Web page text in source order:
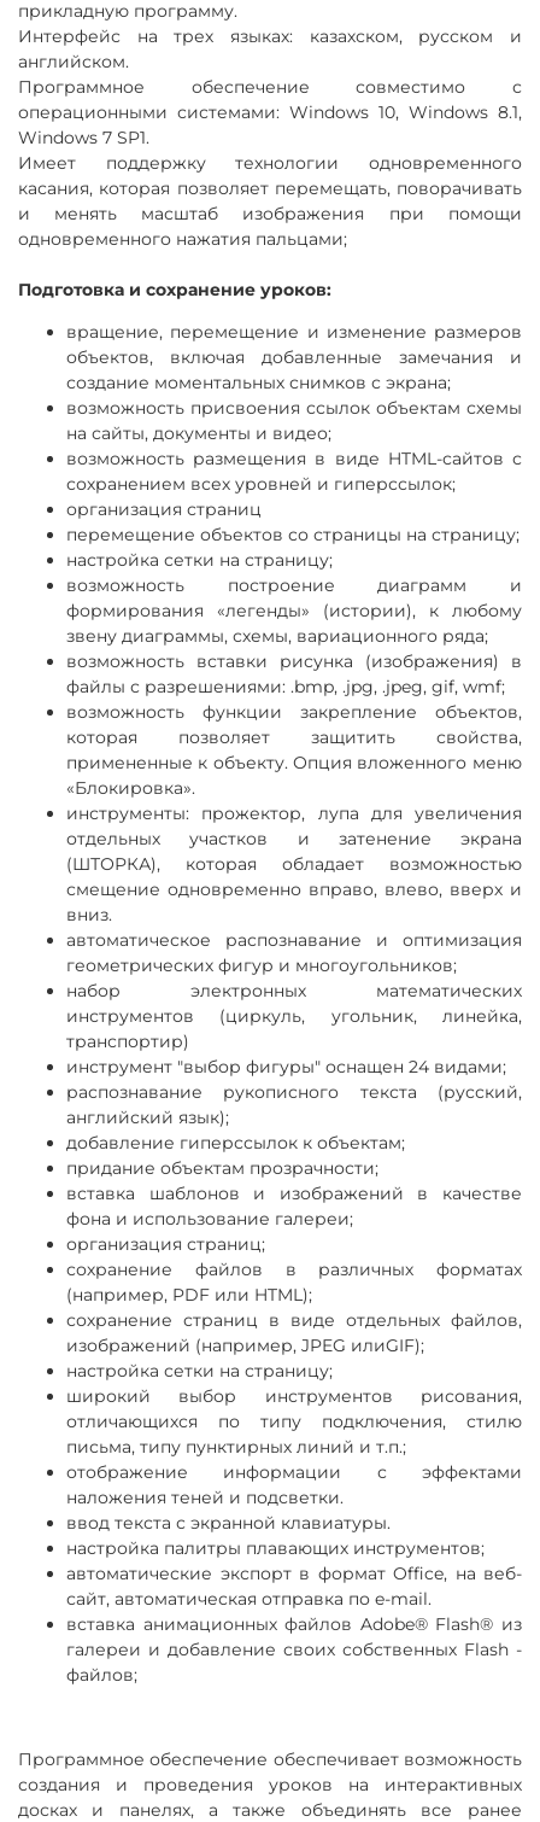
настройка палитры плавающих инструментов;
автоматические экспорт в формат Office, на веб-
сайт, автоматическая отправка по e-mail.
вставка анимационных файлов Adobe® Flash® из
галереи и добавление своих собственных Flash -
файлов;
Программное обеспечение обеспечивает возможность
создания и проведения уроков на интерактивных
досках и панелях, атакже объединять все ранее
распространенных программах, таких как Word, Excel,
существующие цифровые образовательные ресурсы
из любых источников:
интернет и видеофайлы c
YouTube. ПО позволять работать с 3D фигурами и
запись всего происходящего на доске в формате
видео.
Программное обеспечение поставляется в комплекте с
интерактивной доской
прикладную программу.
Интерфейс на трех языках: казахском, русском и
английском.
Программное обеспечение совместимо с
операционными системами: Windows 10, Windows 8.1,
Windows 7 SP1.
Имеет поддержку технологии одновременного
касания, которая позволяет перемещать, поворачивать
и менять масштаб изображения при помощи
одновременного нажатия пальцами;
Подготовка и сохранение уроков:
вращение, перемещение и изменение размеров
объектов, включая добавленные замечания и
создание моментальных снимков с экрана;
возможность присвоения ссылок объектам схемы
на сайты, документы и видео;
возможность размещения в виде HTML-сайтов с
сохранением всех уровней и гиперссылок;
организация страниц
перемещение объектов со страницы на страницу;
настройка сетки на страницу;
возможность построение диаграмм и
формирования «легенды» (истории), к любому
звену диаграммы, схемы, вариационного ряда;
возможность вставки рисунка (изображения) в
файлы с разрешениями: .bmp, .jpg, .jpeg, gif, wmf;
возможность функции закрепление объектов,
которая позволяет защитить свойства,
примененные к объекту. Опция вложенного меню
«Блокировка».
инструменты: прожектор, лупа для увеличения
отдельных участков и затенение экрана
(ШТОРКА), которая обладает возможностью
смещение одновременно вправо, влево, вверх и
вниз.
автоматическое распознавание и оптимизация
геометрических фигур и многоугольников;
набор электронных математических
инструментов (циркуль, угольник, линейка,
транспортир)
инструмент "выбор фигуры" оснащен 24 видами;
распознавание рукописного текста (русский,
английский язык);
добавление гиперссылок к объектам;
придание объектам прозрачности;
вставка шаблонов и изображений в качестве
фона и использование галереи;
организация страниц;
сохранение файлов в различных форматах
(например, PDF или HTML);
сохранение страниц в виде отдельных файлов,
изображений (например, JPEG илиGIF);
настройка сетки на страницу;
широкий выбор инструментов рисования,
отличающихся по типу подключения, стилю
письма, типу пунктирных линий и т.п.;
отображение информации с эффектами
наложения теней и подсветки.
ввод текста с экранной клавиатуры.
настройка палитры плавающих инструментов;
автоматические экспорт в формат Office, на веб-
сайт, автоматическая отправка по e-mail.
вставка анимационных файлов Adobe® Flash® из
галереи и добавление своих собственных Flash -
файлов;
Программное обеспечение обеспечивает возможность
создания и проведения уроков на интерактивных
досках и панелях, а также объединять все ранее